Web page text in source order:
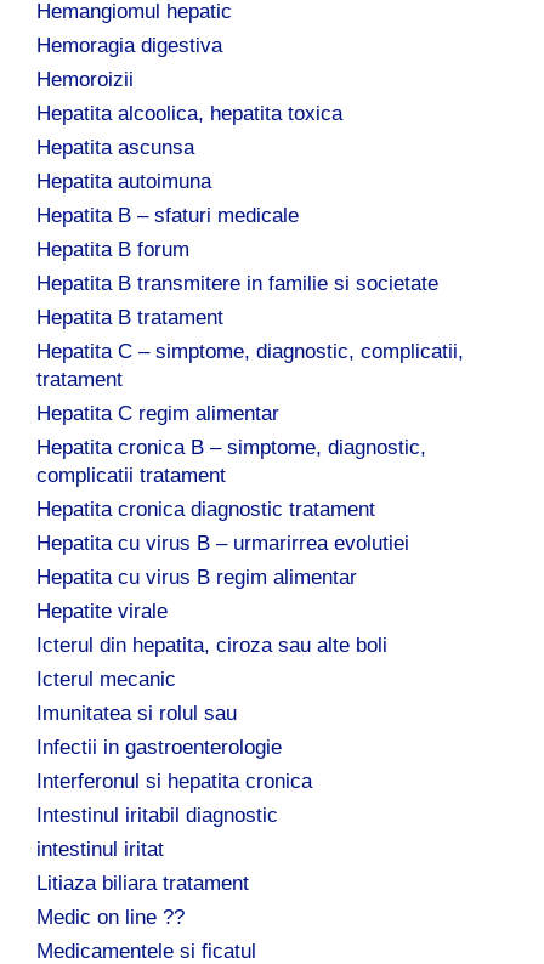
Hemangiomul hepatic
Hemoragia digestiva
Hemoroizii
Hepatita alcoolica, hepatita toxica
Hepatita ascunsa
Hepatita autoimuna
Hepatita B – sfaturi medicale
Hepatita B forum
Hepatita B transmitere in familie si societate
Hepatita B tratament
Hepatita C – simptome, diagnostic, complicatii,
tratament
Hepatita C regim alimentar
Hepatita cronica B – simptome, diagnostic,
complicatii tratament
Hepatita cronica diagnostic tratament
Hepatita cu virus B – urmarirrea evolutiei
Hepatita cu virus B regim alimentar
Hepatite virale
Icterul din hepatita, ciroza sau alte boli
Icterul mecanic
Imunitatea si rolul sau
Infectii in gastroenterologie
Interferonul si hepatita cronica
Intestinul iritabil diagnostic
intestinul iritat
Litiaza biliara tratament
Medic on line ??
Medicamentele si ficatul